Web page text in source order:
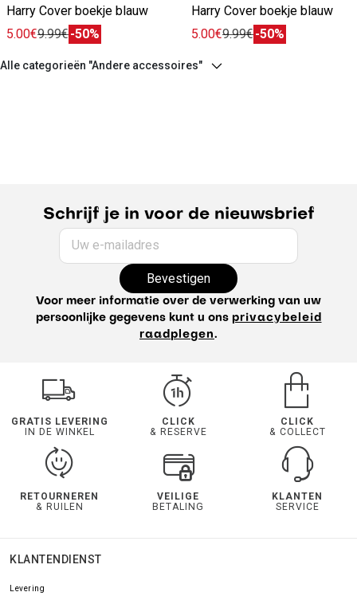
Harry Cover boekje blauw
5.00€9.99€-50%
Harry Cover boekje blauw
5.00€9.99€-50%
Alle categorieën "Andere accessoires"
Schrijf je in voor de nieuwsbrief
Uw e-mailadres
Bevestigen
Voor meer informatie over de verwerking van uw
persoonlijke gegevens kunt u ons privacybeleid
raadplegen.
GRATIS LEVERING
IN DE WINKEL
CLICK
& RESERVE
CLICK
& COLLECT
RETOURNEREN
& RUILEN
VEILIGE
BETALING
KLANTEN
SERVICE
KLANTENDIENST
Levering